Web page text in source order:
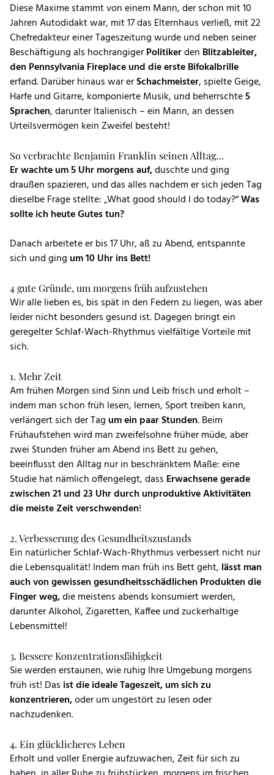
Diese Maxime stammt von einem Mann, der schon mit 10
Jahren Autodidakt war, mit 17 das Elternhaus verließ, mit 22
Chefredakteur einer Tageszeitung wurde und neben seiner
Beschäftigung als hochrangigerPolitikerden Blitzableiter,
den Pennsylvania Fireplace und die erste Bifokalbrille
erfand. Darüber hinaus war erSchachmeister, spielte Geige,
Harfe und Gitarre, komponierte Musik, und beherrschte5
Sprachen, darunter Italienisch – ein Mann, an dessen
Urteilsvermögen kein Zweifel besteht!
So verbrachte Benjamin Franklin seinen Alltag…
Er wachte um 5 Uhr morgens auf,duschte und ging
draußen spazieren, und das alles nachdem er sich jeden Tag
dieselbe Frage stellte: „What good should I do today?“Was
sollte ich heute Gutes tun?
Danach arbeitete er bis 17 Uhr, aß zu Abend, entspannte
sich und ging um 10 Uhr ins Bett!
4 gute Gründe, um morgens früh aufzustehen
Wir alle lieben es, bis spät in den Federn zu liegen, was aber
leider nicht besonders gesund ist. Dagegen bringt ein
geregelter Schlaf-Wach-Rhythmus vielfältige Vorteile mit
sich.
1. Mehr Zeit
Am frühen Morgen sind Sinn und Leib frisch und erholt –
indem man schon früh lesen, lernen, Sport treiben kann,
verlängert sich der Tag um ein paar Stunden. Beim
Frühaufstehen wird man zweifelsohne früher müde, aber
zwei Stunden früher am Abend ins Bett zu gehen,
beeinflusst den Alltag nur in beschränktem Maße: eine
Studie hat nämlich offengelegt, dass Erwachsene gerade
zwischen 21 und 23 Uhr durch unproduktive Aktivitäten
die meiste Zeit verschwenden!
2. Verbesserung des Gesundheitszustands
Ein natürlicher Schlaf-Wach-Rhythmus verbessert nicht nur
die Lebensqualität! Indem man früh ins Bett geht, lässt man
auch von gewissen gesundheitsschädlichen Produkten die
Finger weg,die meistens abends konsumiert werden,
darunter Alkohol, Zigaretten, Kaffee und zuckerhaltige
Lebensmittel!
3. Bessere Konzentrationsfähigkeit
Sie werden erstaunen, wie ruhig Ihre Umgebung morgens
früh ist! Das ist die ideale Tageszeit, um sich zu
konzentrieren,oder um ungestört zu lesen oder
nachzudenken.
4. Ein glücklicheres Leben
Erholt und voller Energie aufzuwachen, Zeit für sich zu